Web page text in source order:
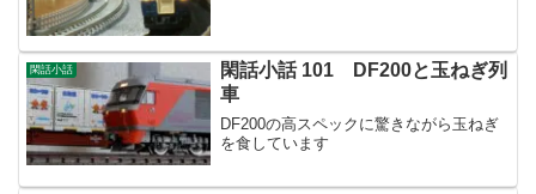
閑話小話
閑話小話 101 DF200と玉ねぎ列
車
DF200の高スペックに驚きながら玉ねぎ
を食しています